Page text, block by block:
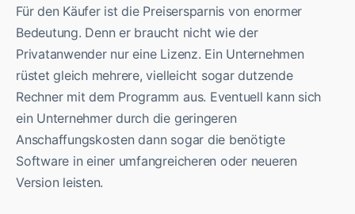
Für den Käufer ist die Preisersparnis von enormer
Bedeutung. Denn er braucht nicht wie der
Privatanwender nur eine Lizenz. Ein Unternehmen
rüstet gleich mehrere, vielleicht sogar dutzende
Rechner mit dem Programm aus. Eventuell kann sich
ein Unternehmer durch die geringeren
Anschaffungskosten dann sogar die benötigte
Software in einer umfangreicheren oder neueren
Version leisten.